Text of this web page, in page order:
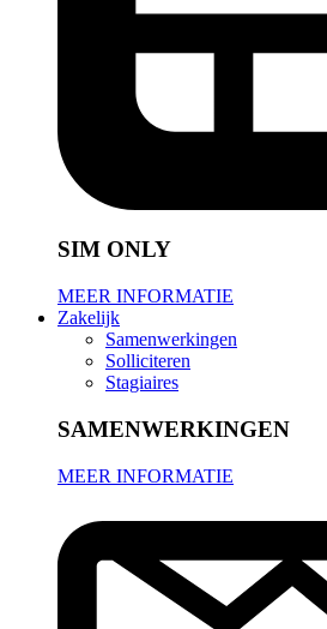
SIM ONLY
MEER INFORMATIE
Zakelijk
Samenwerkingen
Solliciteren
Stagiaires
SAMENWERKINGEN
MEER INFORMATIE